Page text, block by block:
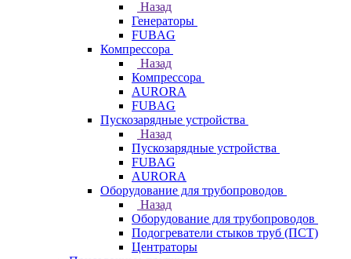
Назад
Генераторы
FUBAG
Компрессора
Назад
Компрессора
AURORA
FUBAG
Пускозарядные устройства
Назад
Пускозарядные устройства
FUBAG
AURORA
Оборудование для трубопроводов
Назад
Оборудование для трубопроводов
Подогреватели стыков труб (ПСТ)
Центраторы